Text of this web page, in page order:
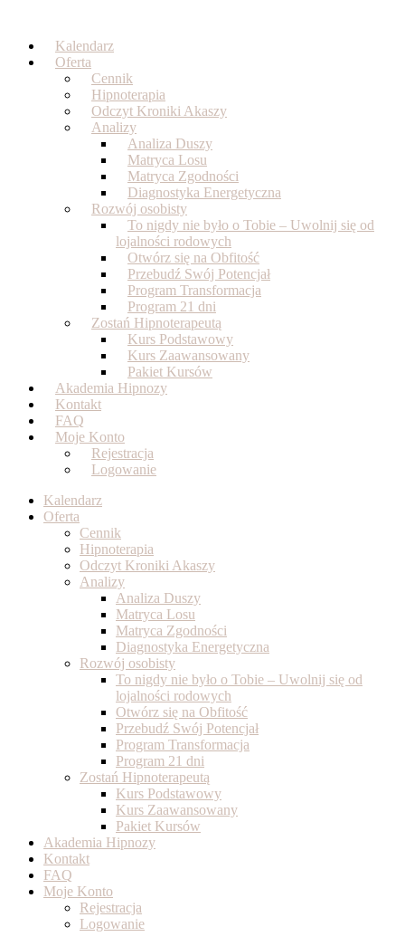
content
Kalendarz
Oferta
Cennik
Hipnoterapia
Odczyt Kroniki Akaszy
Analizy
Analiza Duszy
Matryca Losu
Matryca Zgodności
Diagnostyka Energetyczna
Rozwój osobisty
To nigdy nie było o Tobie – Uwolnij się od
lojalności rodowych
Otwórz się na Obfitość
Przebudź Swój Potencjał
Program Transformacja
Program 21 dni
Zostań Hipnoterapeutą
Kurs Podstawowy
Kurs Zaawansowany
Pakiet Kursów
Akademia Hipnozy
Kontakt
FAQ
Moje Konto
Rejestracja
Logowanie
Kalendarz
Oferta
Cennik
Hipnoterapia
Odczyt Kroniki Akaszy
Analizy
Analiza Duszy
Matryca Losu
Matryca Zgodności
Diagnostyka Energetyczna
Rozwój osobisty
To nigdy nie było o Tobie – Uwolnij się od
lojalności rodowych
Otwórz się na Obfitość
Przebudź Swój Potencjał
Program Transformacja
Program 21 dni
Zostań Hipnoterapeutą
Kurs Podstawowy
Kurs Zaawansowany
Pakiet Kursów
Akademia Hipnozy
Kontakt
FAQ
Moje Konto
Rejestracja
Logowanie